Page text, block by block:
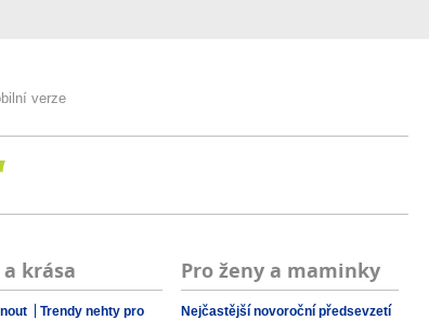
verze
krása
Trendy nehty pro
Pro ženy a maminky
Nejčastější novoroční předsevzetí